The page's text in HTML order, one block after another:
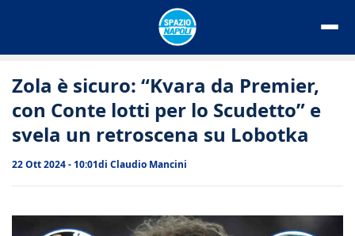
Zola è sicuro: “Kvara da Premier,
con Conte lotti per lo Scudetto” e
svela un retroscena su Lobotka
22 Ott 2024 - 10:01di Claudio Mancini